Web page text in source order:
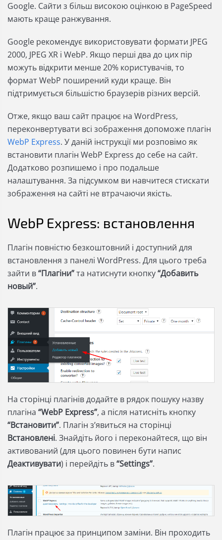
Google. Сайти з більш високою оцінкою в PageSpeed ​​
мають краще ранжування.
Google рекомендує використовувати формати JPEG
2000, JPEG XR і WebP. Якщо перші два до цих пір
можуть відкрити менше 20% користувачів, то
формат WebP поширений куди краще. Він
підтримується більшістю браузерів різних версій.
Отже, якщо ваш сайт працює на WordPress,
переконвертувати всі зображення допоможе плагін
WebP Express. У даній інструкції ми розповімо як
встановити плагін WebP Express до себе на сайт.
Додатково розпишемо і про подальше
налаштування. За підсумком ви навчитеся стискати
зображення на сайті не втрачаючи якість.
WebP Express: встановлення
Плагін повністю безкоштовний і доступний для
встановлення з панелі WordPress. Для цього треба
зайти в“Плагіни”та натиснути кнопку“Добавить
новый”.
На сторінці плагінів додайте в рядок пошуку назву
плагіна “WebP Express”, а після натисніть кнопку
“Встановити”. Плагін з’явиться на сторінці
Встановлені. Знайдіть його і переконайтеся, що він
активований (для цього повинен бути напис
Деактивувати) і перейдіть в“Settings”.
Плагін працює за принципом заміни. Він проходить